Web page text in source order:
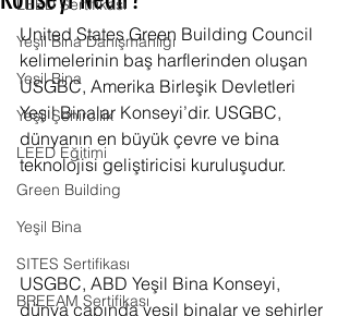
LEED Sertifikası
Yeşil Bina Danışmanlığı
Yeşil Bina
Yeşil Şehircilik
LEED Eğitimi
Green Building
Yeşil Bina
SITES Sertifikası
BREEAM Sertifikası
United States Green Building Council
kelimelerinin baş harflerinden oluşan
USGBC, Amerika Birleşik Devletleri
Yeşil Binalar Konseyi’dir. USGBC,
dünyanın en büyük çevre ve bina
teknolojisi geliştiricisi kuruluşudur.
USGBC, ABD Yeşil Bina Konseyi,
dünya çapında yeşil binalar ve şehirler